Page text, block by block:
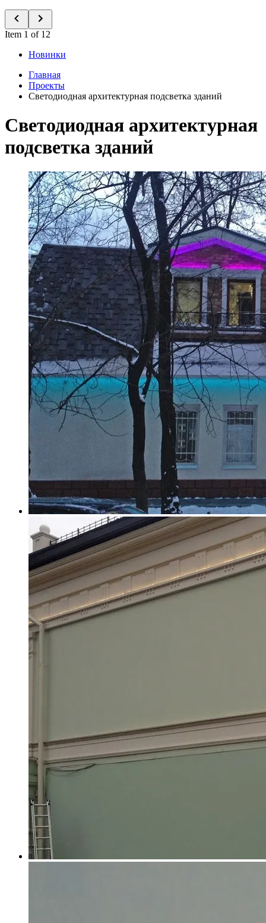
Item 1 of 12
Новинки
Главная
Проекты
Светодиодная архитектурная подсветка зданий
Светодиодная архитектурная
подсветка зданий